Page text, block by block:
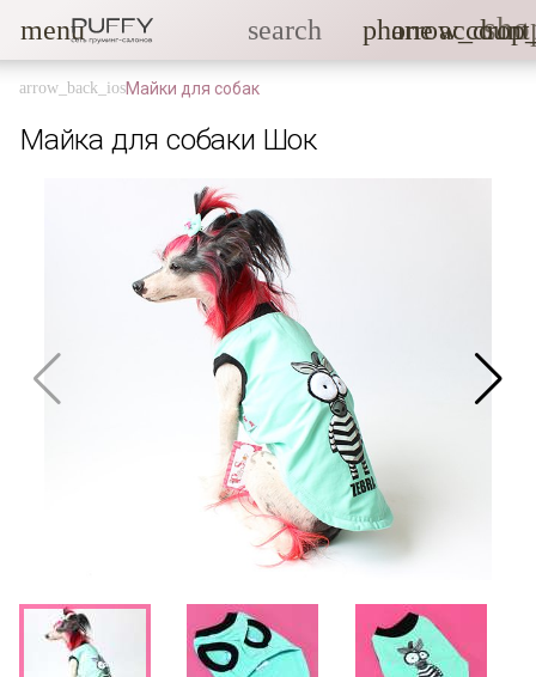
menu search phone
Майки для собак
Майка для собаки Шок